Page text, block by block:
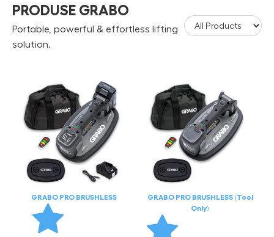
PRODUSE GRABO
Portable, powerful & effortless lifting
solution.
GRABO PRO BRUSHLESS
GRABO PRO BRUSHLESS (Tool
Only)